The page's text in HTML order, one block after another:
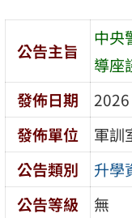
區
公告主旨
中央
導座
發佈日期
2026
發佈單位
軍訓
公告類別
升學
公告等級
無